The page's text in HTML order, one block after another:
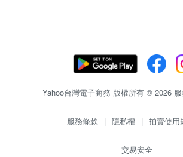
Yahoo台灣電子商務 版權所有 © 2026
服務條款 | 隱私權 | 拍賣使用
交易安全